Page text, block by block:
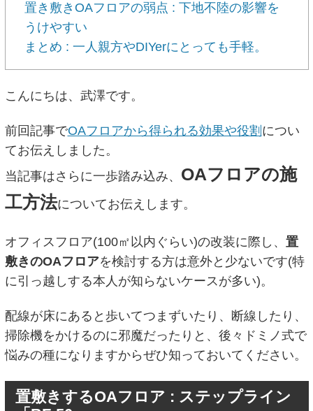
置き敷きOAフロアの弱点 : 下地不陸の影響を
うけやすい
まとめ : 一人親方やDIYerにとっても手軽。
こんにちは、武澤です。
前回記事でOAフロアから得られる効果や役割 につい
てお伝えしました。
当記事はさらに一歩踏み込み、 OAフロアの施
工方法についてお伝えします。
オフィスフロア(100㎡以内ぐらい)の改装に際し、 置
敷きのOAフロアを検討する方は意外と少ないです(特
に引っ越しする本人が知らないケースが多い)。
配線が床にあると歩いてつまずいたり、断線したり、
掃除機をかけるのに邪魔だったりと、後々ドミノ式で
悩みの種になりますからぜひ知っておいてください。
置敷きするOAフロア : ステップライン